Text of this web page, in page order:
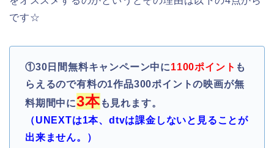
です☆
①30日間無料キャンペーン中に1100ポイント も
らえるので有料の1作品300ポイントの映画が無
料期間中に3本も見れます。
（UNEXTは1本、dtvは課金しないと見ることが
出来ません。）